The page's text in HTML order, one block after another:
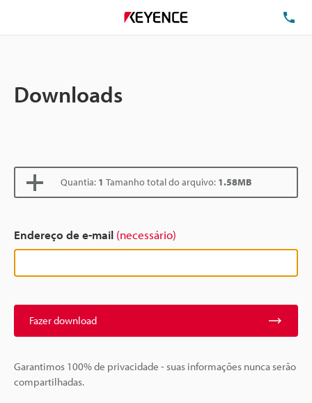
Downloads
Quantia: 1 Tamanho total do arquivo: 1.58MB
Endereço de e-mail (necessário)
Fazer download
Garantimos 100% de privacidade - suas informações nunca serão
compartilhadas.